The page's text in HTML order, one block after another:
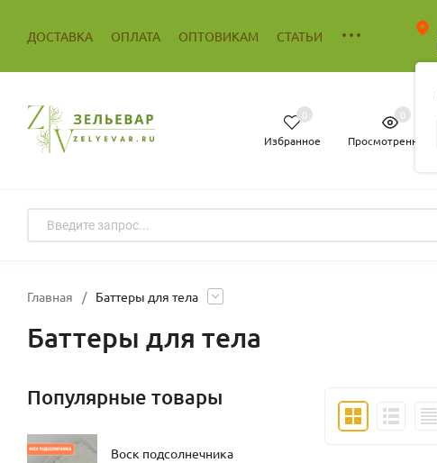
ДОСТАВКА ОПЛАТА ОПТОВИКАМ СТАТЬИ
Избранное
0
Просмотренные
0
Главная / Баттеры для тела
Баттеры для тела
Популярные товары
Воск подсолнечника